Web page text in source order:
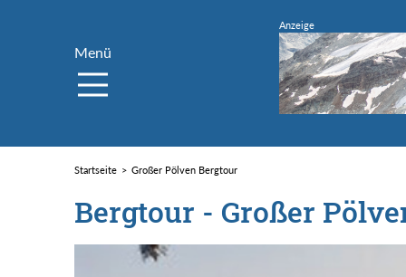
Menü
Startseite Großer Pölven Bergtour
Bergtour - Großer